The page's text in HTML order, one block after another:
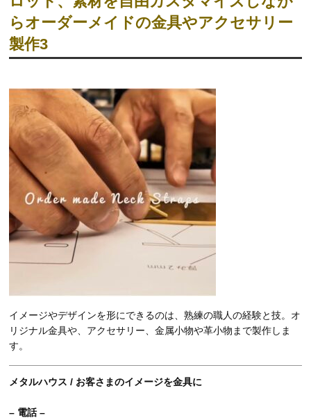
らオーダーメイドの金具やアクセサリー
製作3
イメージやデザインを形にできるのは、熟練の職人の経験と技。オ
リジナル金具や、アクセサリー、金属小物や革小物まで製作しま
す。
メタルハウス / お客さまのイメージを金具に
– 電話 –